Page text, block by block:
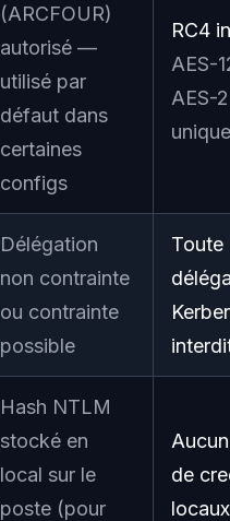
(ARCFOUR)
autorisé —
utilisé par
défaut dans
certaines
configs
RC4
AES-
AES-
Délégation
non contrainte
ou contrainte
possible
Toute
Hash NTLM
stocké en
local sur le
poste (pour
de
locaux